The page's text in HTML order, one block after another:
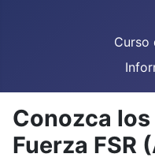
Curso
Conozca
Fuerza FSR